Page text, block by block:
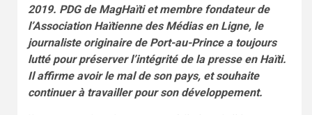
2019. PDG de MagHaïti et membre fondateur de
l’Association Haïtienne des Médias en Ligne, le
journaliste originaire de Port-au-Prince a toujours
lutté pour préserver l’intégrité de la presse en Haïti.
Il affirme avoir le mal de son pays, et souhaite
continuer à travailler pour son développement.